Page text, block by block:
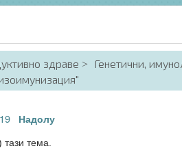
здраве Генетични,
19 Надолу
тема.